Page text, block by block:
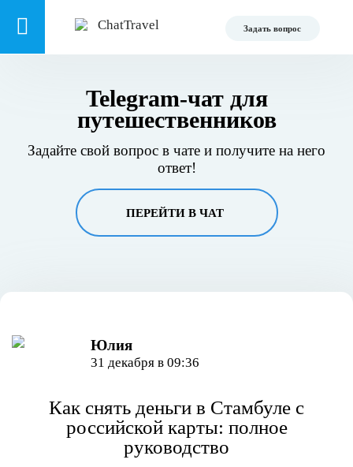
Задать вопрос
Telegram-чат для
путешественников
Задайте свой вопрос в чате и получите на него
ответ!
ПЕРЕЙТИ В ЧАТ
Юлия
31 декабря в 09:36
Как снять деньги в Стамбуле с
российской карты: полное
руководство